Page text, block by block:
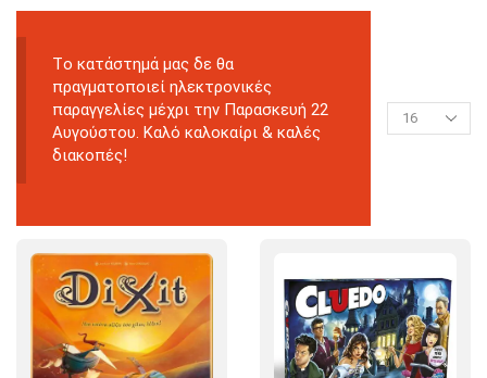
Tο κατάστημά μας δε θα
πραγματοποιεί ηλεκτρονικές
παραγγελίες μέχρι την Παρασκευή 22
Αυγούστου. Καλό καλοκαίρι & καλές
διακοπές!